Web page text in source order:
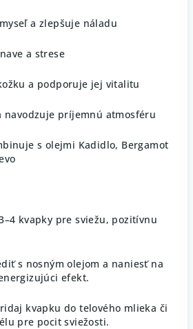
a zlepšuje náladu
a strese
a podporuje jej vitalitu
navodzuje príjemnú atmosféru
s olejmi Kadidlo, Bergamot
kvapky pre sviežu, pozitívnu
s nosným olejom a naniesť na
efekt.
kvapku do telového mlieka či
pre pocit sviežosti.